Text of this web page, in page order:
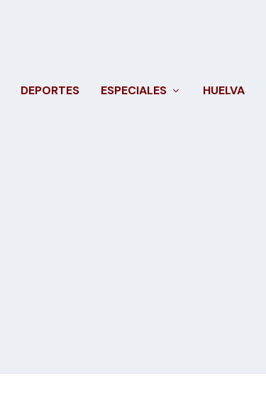
DEPORTES ESPECIALES HUELVA